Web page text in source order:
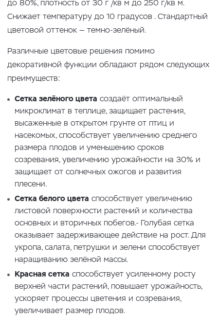
до 80%, плотность от 30 г /кв м до 250 г/кв м.
Снижает температуру до 10 градусов . Стандартный
цветовой оттенок — темно-зелёный.
Различные цветовые решения помимо
декоративной функции обладают рядом следующих
преимуществ:
Сетка зелёного цвета создаёт оптимальный
микроклимат в теплице, защищает растения,
высаженные в открытом грунте от птиц и
насекомых, способствует увеличению среднего
размера плодов и уменьшению сроков
созревания, увеличению урожайности на 30% и
защищает от солнечных ожогов и развития
плесени.
Сетка белого цвета способствует увеличению
листовой поверхности растений и количества
основных и вторичных побегов.- Голубая сетка
оказывает задерживающее действие на рост. Для
укропа, салата, петрушки и зелени способствует
наращиванию зелёной массы.
Красная сетка способствует усиленному росту
верхней части растений, повышает урожайность,
ускоряет процессы цветения и созревания,
увеличивает размер плодов.